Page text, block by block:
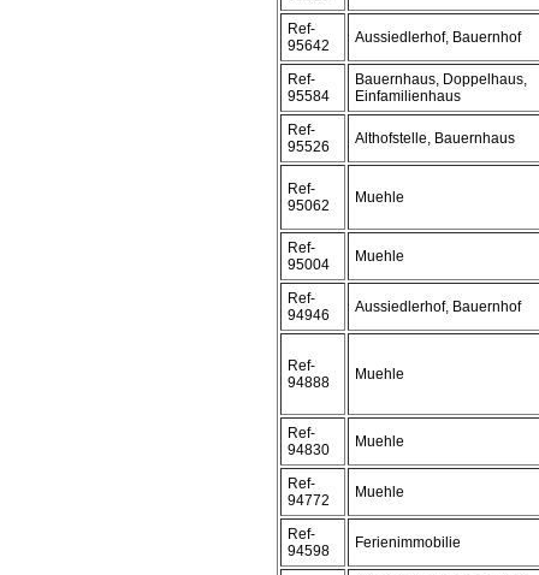
Ref-
95642
Aussiedlerhof, Bauernhof
Ref-
95584
Bauernhaus, Doppelhaus,
Einfamilienhaus
Ref-
95526
Althofstelle, Bauernhaus
Ref-
95062
Muehle
Ref-
95004
Muehle
Ref-
94946
Aussiedlerhof, Bauernhof
Ref-
94888
Muehle
Ref-
94830
Muehle
Ref-
94772
Muehle
Ref-
94598
Ferienimmobilie